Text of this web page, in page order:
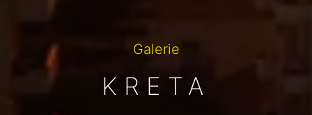
Galerie
KRETA